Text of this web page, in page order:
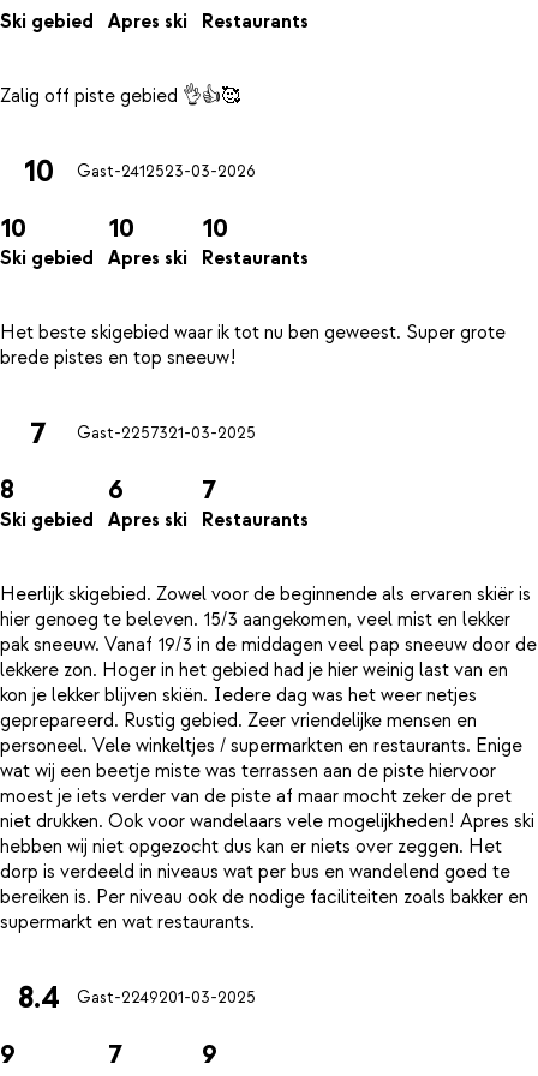
Ski gebied Apres ski Restaurants
10 Gast-2412523-03-2026
10
Ski gebied
10
Apres ski
10
Restaurants
Het beste skigebied waar ik tot nu ben geweest. Super grote
7 Gast-2257321-03-2025
8
Ski gebied
6
Apres ski
7
Restaurants
Heerlijk skigebied. Zowel voor de beginnende als ervaren skiër is
hier genoeg te beleven. 15/3 aangekomen, veel mist en lekker
pak sneeuw. Vanaf 19/3 in de middagen veel pap sneeuw door de
lekkere zon. Hoger in het gebied had je hier weinig last van en
kon je lekker blijven skiën. Iedere dag was het weer netjes
geprepareerd. Rustig gebied. Zeer vriendelijke mensen en
personeel. Vele winkeltjes / supermarkten en restaurants. Enige
wat wij een beetje miste was terrassen aan de piste hiervoor
moest je iets verder van de piste af maar mocht zeker de pret
niet drukken. Ook voor wandelaars vele mogelijkheden! Apres ski
hebben wij niet opgezocht dus kan er niets over zeggen. Het
dorp is verdeeld in niveaus wat per bus en wandelend goed te
bereiken is. Per niveau ook de nodige faciliteiten zoals bakker en
8.4 Gast-2249201-03-2025
9 7 9